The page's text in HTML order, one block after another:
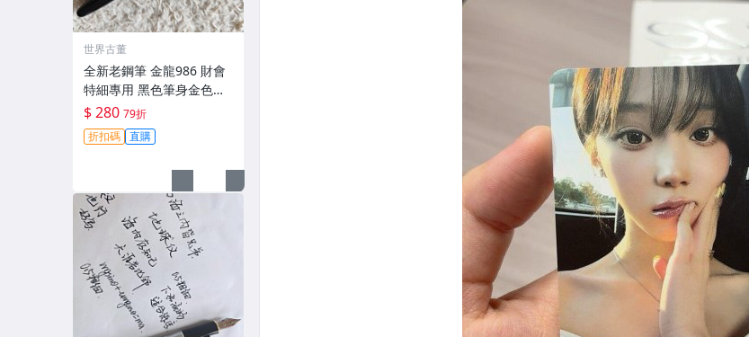
世界古董
全新老鋼筆 金龍986 財會
特細專用 黑色筆身金色裝
飾 大氣順滑好寫 小明尖 筆
夾輕微氧化 無損毫毛 新手
舊藏共賞 財會鋼筆 傳承工
$ 280 79折
折扣碼 直購